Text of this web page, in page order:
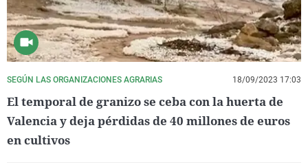
SEGÚN LAS ORGANIZACIONES AGRARIAS 18/09/2023 17:03
El temporal de granizo se ceba con la huerta de
Valencia y deja pérdidas de 40 millones de euros
en cultivos